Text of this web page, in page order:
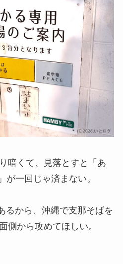
暗くて、見落とすと「あ
が一回じゃ済まない。
るから、沖縄で支那そばを
側から攻めてほしい。